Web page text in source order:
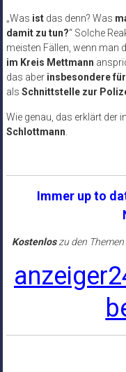
„Was istdas denn? Was
damit zu tun?“ Solche
meisten Fällen, wenn man
im Kreis Mettmann
das aber insbesondere
als Schnittstelle zur
Wie genau, das erklärt der
Schlottmann
Immer up to
Kostenloszu den Themen